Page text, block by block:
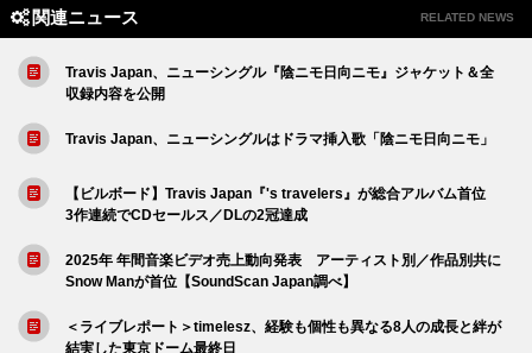
関連ニュース RELATED NEWS
Travis Japan、ニューシングル『陰ニモ日向ニモ』ジャケット＆全
収録内容を公開
Travis Japan、ニューシングルはドラマ挿入歌「陰ニモ日向ニモ」
【ビルボード】Travis Japan『's travelers』が総合アルバム首位
3作連続でCDセールス／DLの2冠達成
2025年 年間音楽ビデオ売上動向発表 アーティスト別／作品別共に
Snow Manが首位【SoundScan Japan調べ】
＜ライブレポート＞timelesz、経験も個性も異なる8人の成長と絆が
結実した東京ドーム最終日